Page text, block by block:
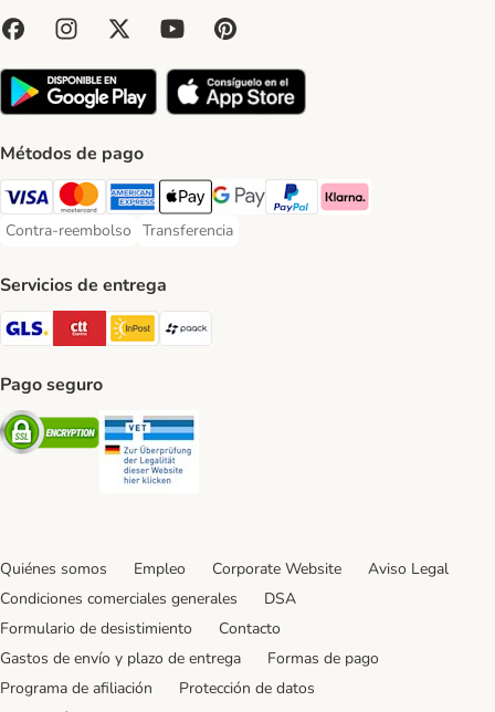
Métodos de pago
Visa Payment Method
Mastercard Payment Method
American Express Payment Method
Apple Pay Payment Method
Google Pay Payment Method
PayPal Payment Method
Klarna Payment Method
Contra-reembolso
Contra-reembolso Payment Method
Transferencia
Transferencia Payment Method
Servicios de entrega
GLS Shipping Method
CTTExpress Shipping Method
InPost Shipping Method
paack Shipping Method
Pago seguro
Security
Quiénes somos Empleo Corporate Website
Aviso Legal
Condiciones comerciales generales
DSA
Formulario de desistimiento
Contacto
Gastos de envío y plazo de entrega
Formas de pago
Programa de afiliación
Protección de datos